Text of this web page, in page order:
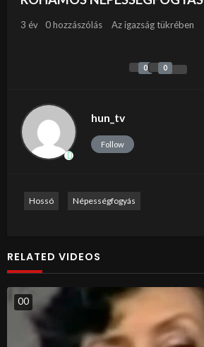
3 év 0 hozzászólás Az igazság tükrében
0 0
hun_tv
Follow
Hossó Népességfogyás
RELATED VIDEOS
00